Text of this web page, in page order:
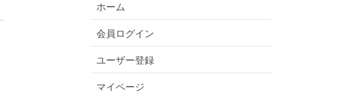
ホーム
会員ログイン
ユーザー登録
マイページ